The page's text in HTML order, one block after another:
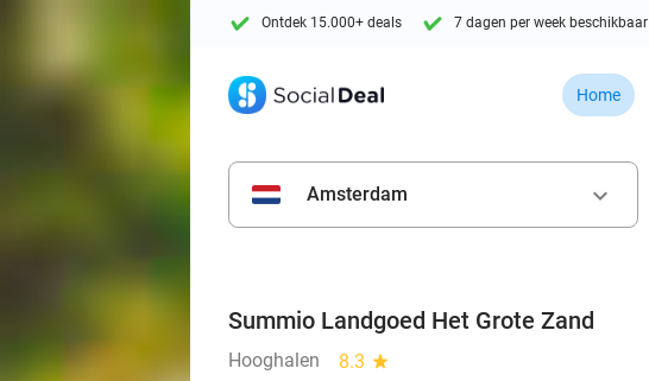
Ontdek 15.000+ deals 7 dagen per week beschikbaar
Home
Amsterdam keyboard_arrow_down
Summio Landgoed Het Grote Zand
Hooghalen 8.3 star